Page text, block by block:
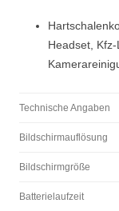
Headset,
Technische Angaben
Bildschirmauflösung
Bildschirmgröße
Batterielaufzeit